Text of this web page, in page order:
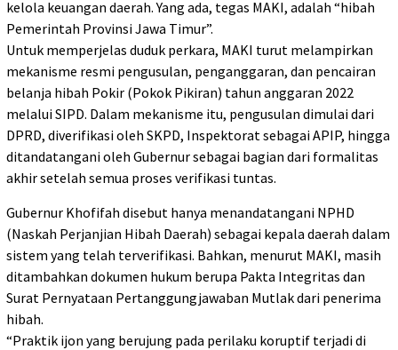
kelola keuangan daerah. Yang ada, tegas MAKI, adalah “hibah
Pemerintah Provinsi Jawa Timur”.
Untuk memperjelas duduk perkara, MAKI turut melampirkan
mekanisme resmi pengusulan, penganggaran, dan pencairan
belanja hibah Pokir (Pokok Pikiran) tahun anggaran 2022
melalui SIPD. Dalam mekanisme itu, pengusulan dimulai dari
DPRD, diverifikasi oleh SKPD, Inspektorat sebagai APIP, hingga
ditandatangani oleh Gubernur sebagai bagian dari formalitas
akhir setelah semua proses verifikasi tuntas.
Gubernur Khofifah disebut hanya menandatangani NPHD
(Naskah Perjanjian Hibah Daerah) sebagai kepala daerah dalam
sistem yang telah terverifikasi. Bahkan, menurut MAKI, masih
ditambahkan dokumen hukum berupa Pakta Integritas dan
Surat Pernyataan Pertanggungjawaban Mutlak dari penerima
hibah.
“Praktik ijon yang berujung pada perilaku koruptif terjadi di